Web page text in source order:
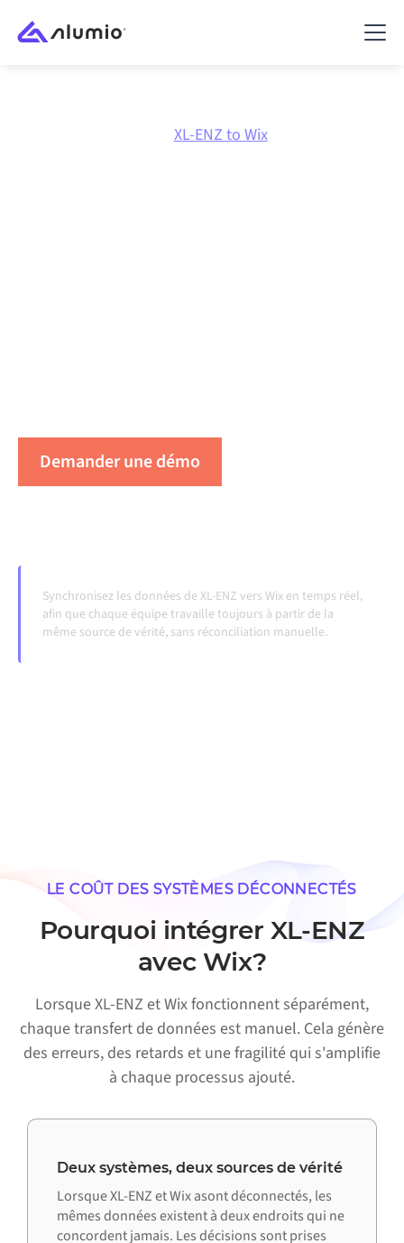
XL-ENZ to Wix
Demander une démo
Synchronisez les données de XL-ENZ vers Wix en temps réel,
afin que chaque équipe travaille toujours à partir de la
même source de vérité, sans réconciliation manuelle.
LE COÛT DES SYSTÈMES DÉCONNECTÉS
Pourquoi intégrer XL-ENZ
avec Wix?
Lorsque XL-ENZ et Wix fonctionnent séparément,
chaque transfert de données est manuel. Cela génère
des erreurs, des retards et une fragilité qui s'amplifie
à chaque processus ajouté.
Deux systèmes, deux sources de vérité
Lorsque XL-ENZ et Wix asont déconnectés, les
mêmes données existent à deux endroits qui ne
concordent jamais. Les décisions sont prises